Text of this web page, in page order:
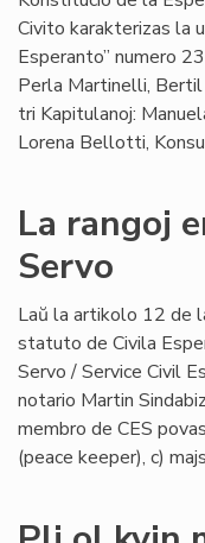
Civito karakterizas la
Esperanto” numero
Perla Martinelli,
tri Kapitulanoj:
Lorena Bellotti,
La rangoj
Servo
Laŭ la artikolo 12 de
statuto de Civila
Servo / Service Civil
notario Martin
membro de CES
(peace keeper), c)